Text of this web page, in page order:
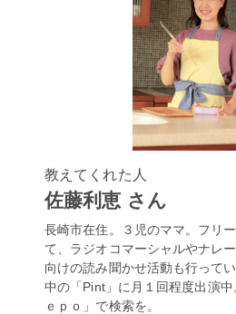
教えてくれた人
佐藤利恵 さん
長崎市在住。３児のママ。フリ
て、ラジオコマーシャルやナレ
向けの読み聞かせ活動も行って
中の「Pint」に月１回程度出演
ｅｐｏ」で検索を。